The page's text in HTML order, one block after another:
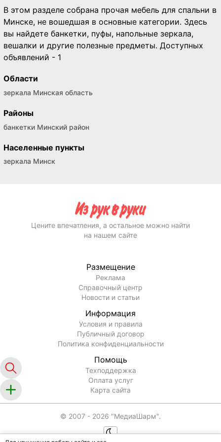
В этом разделе собрана прочая мебель для спальни в
Минске, не вошедшая в основные категории. Здесь
вы найдете банкетки, пуфы, напольные зеркала,
вешалки и другие полезные предметы. Доступных
объявлений - 1
Области
зеркала Минская область
Районы
банкетки Минский район
Населенные пункты
зеркала Минск
Цените впечатления, а остальное можно найти
на нашем сайте
Размещение
Реклама
Справочный центр
Новости и статьи
Информация
Условия и правила
Публичный договор
Политика конфиденциальности
Помощь
Техподдержка
Оплата услуг
Карта сайта
© 2007 - 2026 "МедиаШарм".